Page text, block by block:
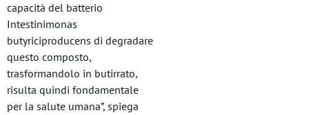
capacità del batterio
Intestinimonas
butyriciproducens di degradare
questo composto,
trasformandolo in butirrato,
risulta quindi fondamentale
per la salute umana”, spiega